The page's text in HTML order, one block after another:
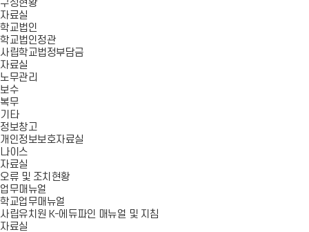
구성현황
자료실
학교법인
학교법인정관
사립학교법정부담금
자료실
노무관리
보수
복무
기타
정보창고
개인정보보호자료실
나이스
자료실
오류 및 조치현황
업무매뉴얼
학교업무매뉴얼
사립유치원 K-에듀파인 매뉴얼 및 지침
자료실